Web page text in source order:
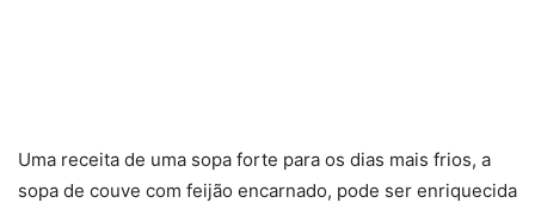
Uma receita de uma sopa forte para os dias mais frios, a
sopa de couve com feijão encarnado, pode ser enriquecida